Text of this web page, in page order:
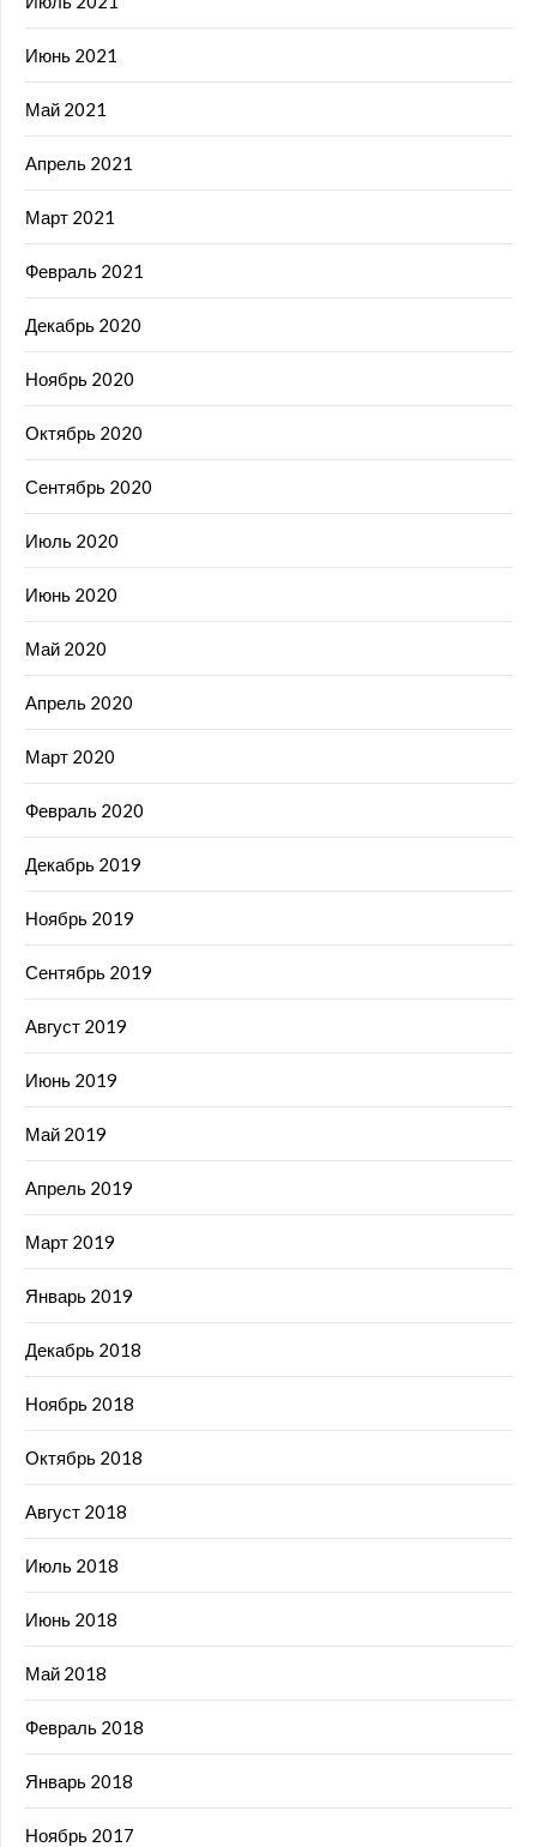
Июнь 2021
Май 2021
Апрель 2021
Март 2021
Февраль 2021
Декабрь 2020
Ноябрь 2020
Октябрь 2020
Сентябрь 2020
Июль 2020
Июнь 2020
Май 2020
Апрель 2020
Март 2020
Февраль 2020
Декабрь 2019
Ноябрь 2019
Сентябрь 2019
Август 2019
Июнь 2019
Май 2019
Апрель 2019
Март 2019
Январь 2019
Декабрь 2018
Ноябрь 2018
Октябрь 2018
Август 2018
Июль 2018
Июнь 2018
Май 2018
Февраль 2018
Январь 2018
Ноябрь 2017